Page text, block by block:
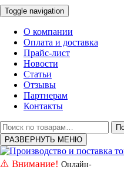
Toggle navigation
О компании
Оплата и доставка
Прайс-лист
Новости
Статьи
Отзывы
Партнерам
Контакты
Искать:
РАЗВЕРНУТЬ МЕНЮ
⚠️ Внимание! Онлайн-